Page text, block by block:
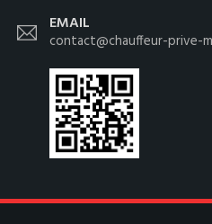
EMAIL
contact@chauffeur-prive-